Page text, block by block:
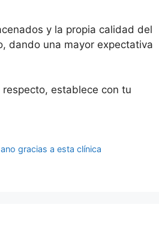
y la propia calidad del
dando una mayor expectativa
establece con tu
gracias a esta clínica